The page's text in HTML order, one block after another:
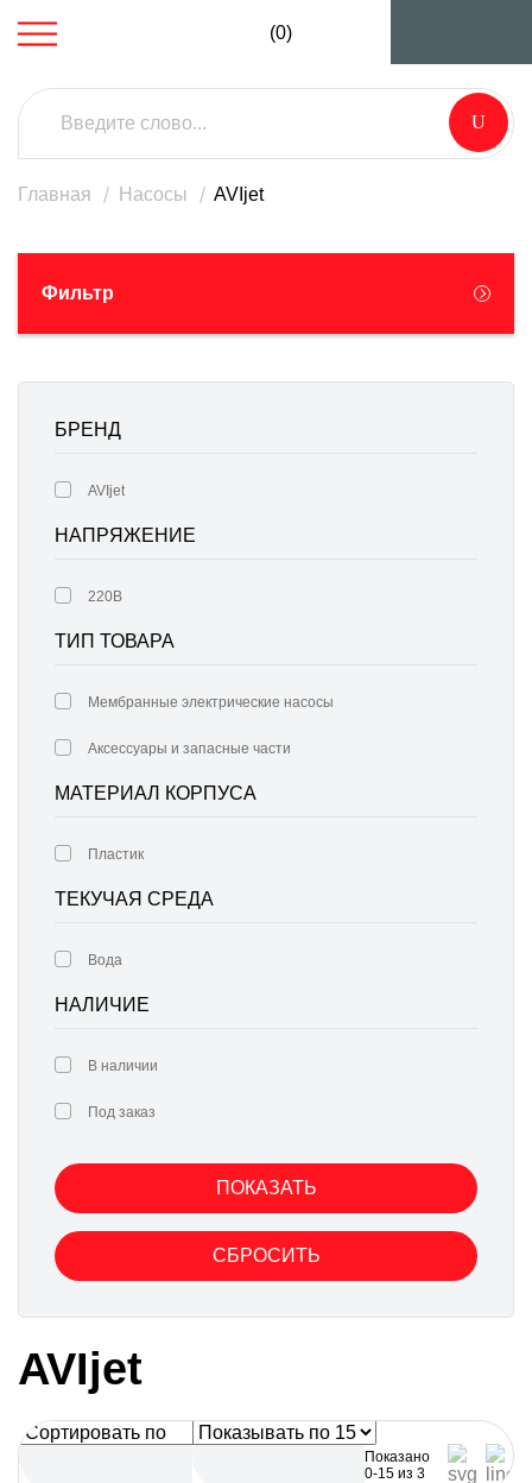
(0)
Главная Насосы AVIjet
Фильтр
БРЕНД
AVIjet
НАПРЯЖЕНИЕ
220В
ТИП ТОВАРА
Мембранные электрические насосы
Аксессуары и запасные части
МАТЕРИАЛ КОРПУСА
Пластик
ТЕКУЧАЯ СРЕДА
Вода
НАЛИЧИЕ
В наличии
Под заказ
AVIjet
Показано
0-15 из 3